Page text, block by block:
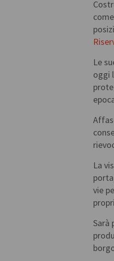
Le
oggi
La
vie
Sarà